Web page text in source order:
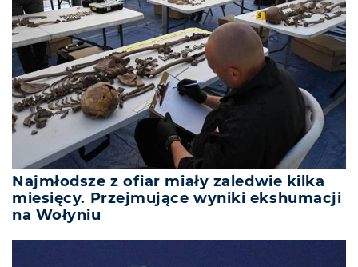
Najmłodsze z ofiar miały zaledwie kilka
miesięcy. Przejmujące wyniki ekshumacji
na Wołyniu